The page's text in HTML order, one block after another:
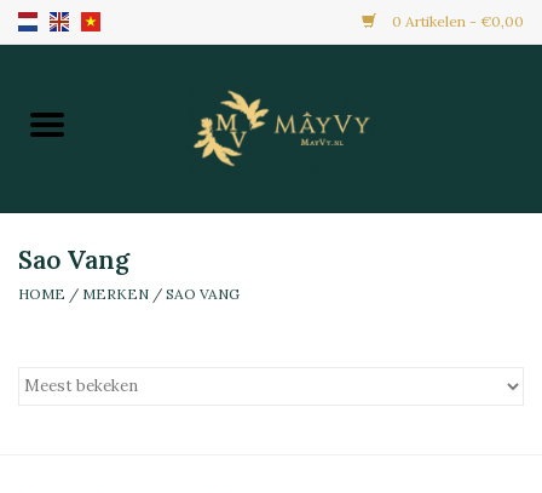
0 Artikelen - €0,00
Home
Nieuw Binnen
Alle Producten
Sao Vang
HOME / MERKEN / SAO VANG